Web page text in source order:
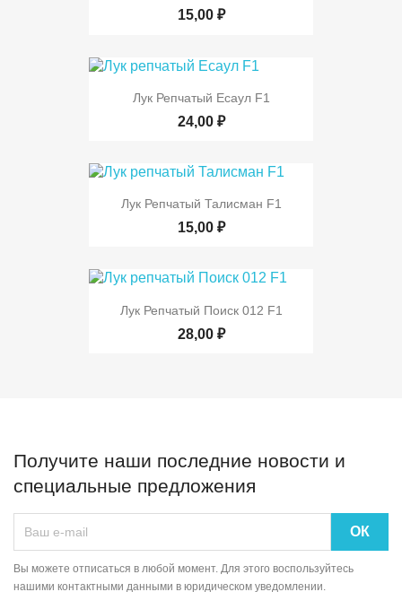
15,00 ₽
Лук Репчатый Есаул F1
24,00 ₽
Лук Репчатый Талисман F1
15,00 ₽
Лук Репчатый Поиск 012 F1
28,00 ₽
Получите наши последние новости и
специальные предложения
Вы можете отписаться в любой момент. Для этого воспользуйтесь
нашими контактными данными в юридическом уведомлении.